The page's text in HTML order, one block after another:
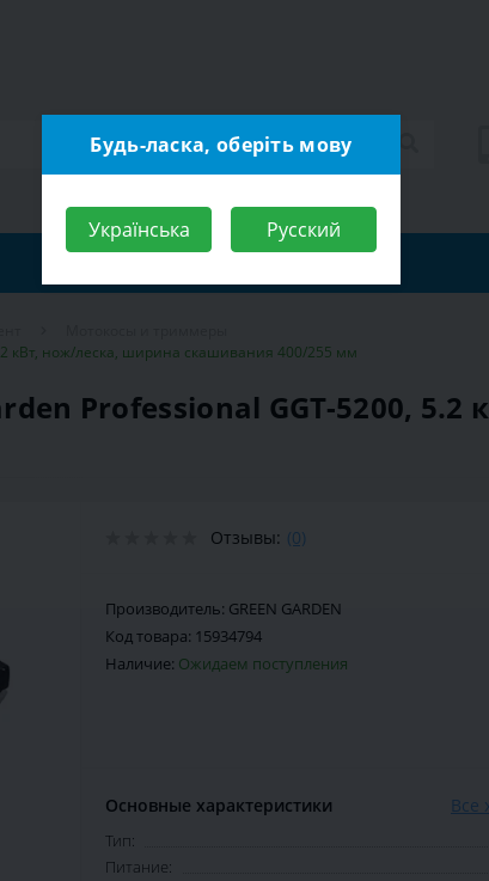
кВт, нож/леска, ширина скашивания 400/255 мм
Professional GGT-5200,
Отзывы: (0)
Производитель: GREEN GARDEN
Код товара: 15934794
Наличие: Ожидаем поступления
Основные характеристики Все
Тип:
Питание:
Будь-ласка, оберіть мову
Українська Русский